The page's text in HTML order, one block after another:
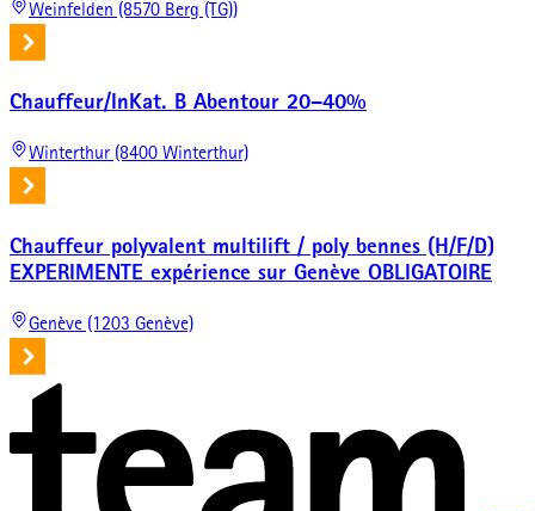
Weinfelden (8570 Berg (TG))
Chauffeur/InKat. B Abentour 20–40%
Winterthur (8400 Winterthur)
Chauffeur polyvalent multilift / poly bennes (H/F/D)
EXPERIMENTE expérience sur Genève OBLIGATOIRE
Genève (1203 Genève)